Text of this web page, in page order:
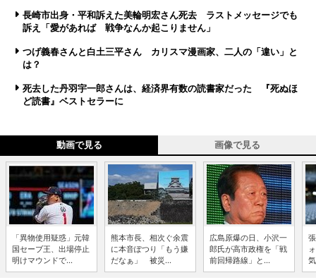
長崎市出身・平和訴えた美輪明宏さん死去 ラストメッセージでも
訴え「愛があれば 戦争なんか起こりません」
つげ義春さんと白土三平さん カリスマ漫画家、二人の「違い」と
は？
死去した丹羽宇一郎さんは、経済界有数の読書家だった 『死ぬほ
ど読書』ベストセラーに
動画で見る 画像で見る
「異物使用疑惑」元韓
国セーブ王、出場停止
明けマウンドで...
熊本市長、相次ぐ余震
に本音ぽつり「もう嫌
だなぁ」 被災...
広島原爆の日、小沢一
郎氏が高市政権を「戦
前回帰路線」と...